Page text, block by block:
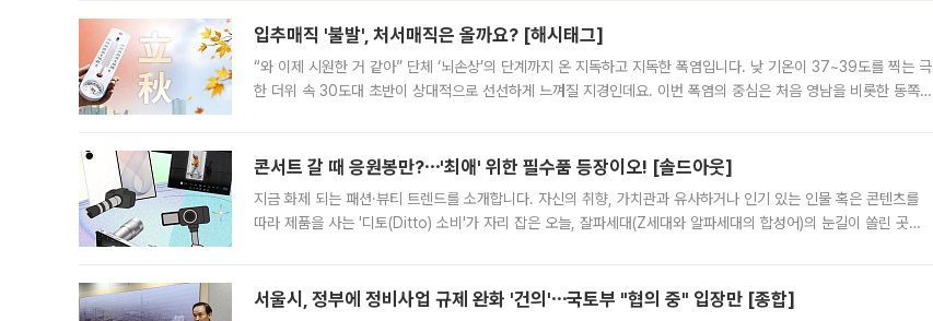
입추매직 '불발', 처서매직은 올까요? [해시태그]
“와 이제 시원한 거 같아” 단체 ‘뇌손상’의 단계까지 온 지독하고 지독한 폭염입니다. 낮 기온이 37~39도를 찍는 극
한 더위 속 30도대 초반이 상대적으로 선선하게 느껴질 지경인데요. 이번 폭염의 중심은 처음 영남을 비롯한 동쪽
콘서트 갈 때 응원봉만?⋯'최애' 위한 필수품 등장이오! [솔드아웃]
지금 화제 되는 패션·뷰티 트렌드를 소개합니다. 자신의 취향, 가치관과 유사하거나 인기 있는 인물 혹은 콘텐츠를
따라 제품을 사는 '디토(Ditto) 소비'가 자리 잡은 오늘, 잘파세대(Z세대와 알파세대의 합성어)의 눈길이 쏠린 곳은
서울시, 정부에 정비사업 규제 완화 '건의'⋯국토부 "협의 중" 입장만 [종합]